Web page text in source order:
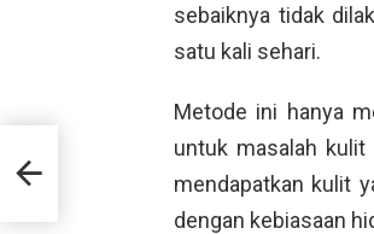
sebaiknya tidak
satu kali sehari.
Metode ini hanya
untuk masalah
mendapatkan kulit
dengan kebiasaan